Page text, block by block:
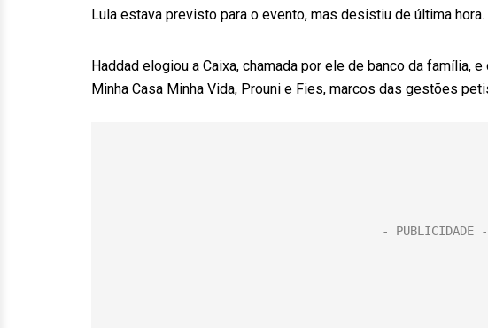
Lula estava previsto para o evento, mas desistiu de última hora.
Haddad elogiou a Caixa, chamada por ele de banco da família,
Minha Casa Minha Vida, Prouni e Fies, marcos das gestões